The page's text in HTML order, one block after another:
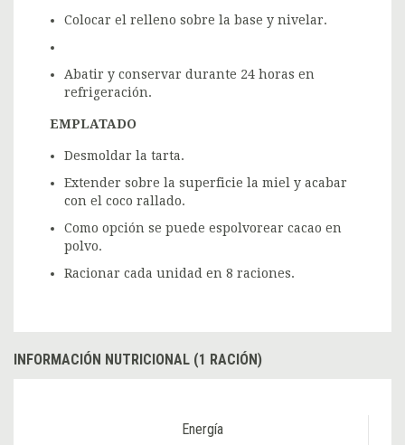
Colocar el relleno sobre la base y nivelar.
Abatir y conservar durante 24 horas en
refrigeración.
EMPLATADO
Desmoldar la tarta.
Extender sobre la superficie la miel y acabar
con el coco rallado.
Como opción se puede espolvorear cacao en
polvo.
Racionar cada unidad en 8 raciones.
INFORMACIÓN NUTRICIONAL (1 RACIÓN)
Energía